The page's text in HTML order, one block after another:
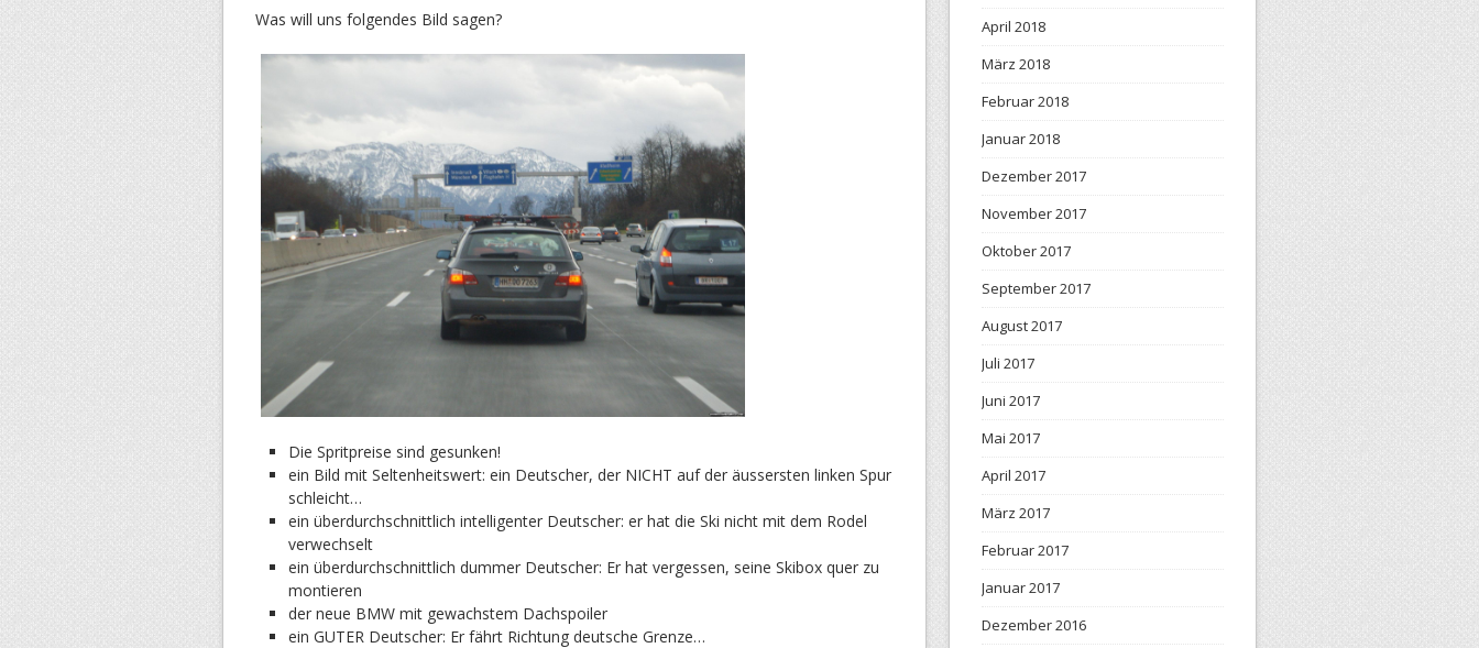
Was will uns folgendes Bild sagen?
Die Spritpreise sind gesunken!
ein Bild mit Seltenheitswert: ein Deutscher, der NICHT auf der äussersten linken Spur
schleicht…
ein überdurchschnittlich intelligenter Deutscher: er hat die Ski nicht mit dem Rodel
verwechselt
ein überdurchschnittlich dummer Deutscher: Er hat vergessen, seine Skibox quer zu
montieren
der neue BMW mit gewachstem Dachspoiler
ein GUTER Deutscher: Er fährt Richtung deutsche Grenze…
April 2018
März 2018
Februar 2018
Januar 2018
Dezember 2017
November 2017
Oktober 2017
September 2017
August 2017
Juli 2017
Juni 2017
Mai 2017
April 2017
März 2017
Februar 2017
Januar 2017
Dezember 2016